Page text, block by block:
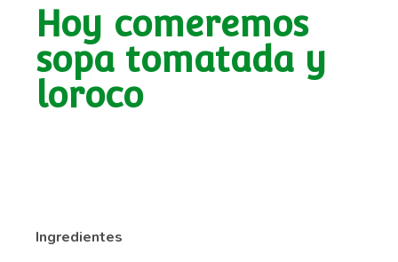
Hoy comeremos
sopa tomatada y
loroco
Ingredientes